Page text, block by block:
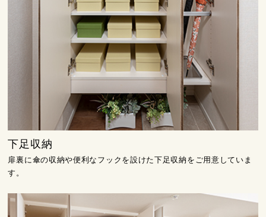
下足収納
扉裏に傘の収納や便利なフックを設けた下足収納をご用意していま
す。